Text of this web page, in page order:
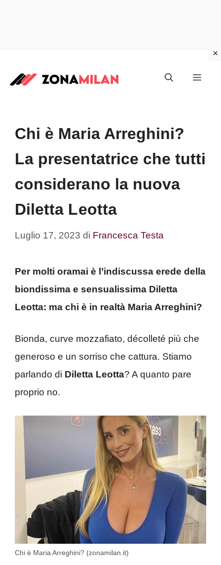
Chi è Maria Arreghini?
La presentatrice che tutti
considerano la nuova
Diletta Leotta
Luglio 17, 2023 di Francesca Testa
Per molti oramai è l’indiscussa erede della
biondissima e sensualissima Diletta
Leotta: ma chi è in realtà Maria Arreghini?
Bionda, curve mozzafiato, décolleté più che
generoso e un sorriso che cattura. Stiamo
parlando di Diletta Leotta? A quanto pare
proprio no.
Chi è Maria Arreghini? (zonamilan.it)